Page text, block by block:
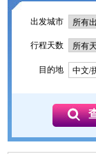
出发城市
行程天数
目的地 中文/